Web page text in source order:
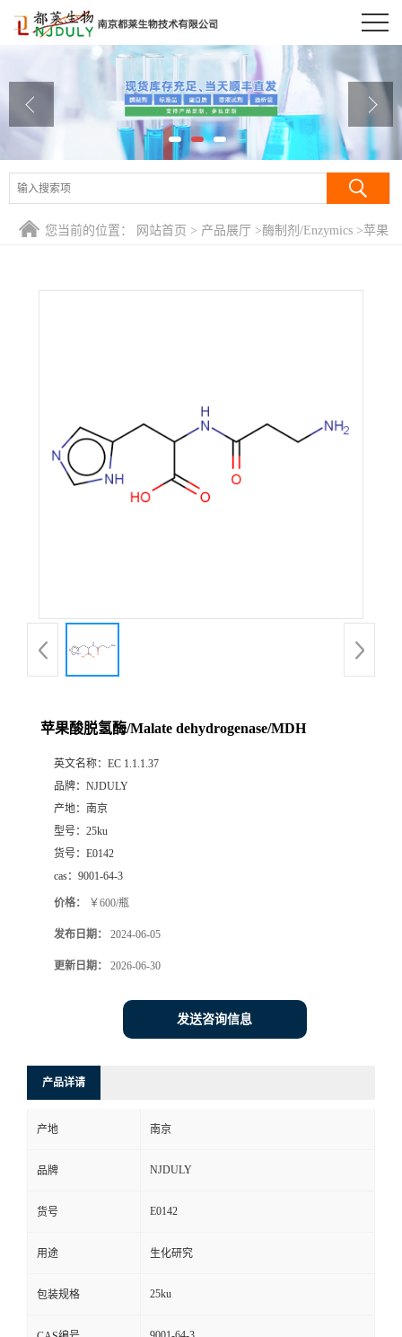
公司介绍
产品展厅
证书荣誉
您当前的位置： 网站首页 > 产品展厅 >酶制剂/Enzymics >苹果
苹果酸脱氢酶/Malate dehydrogenase/MDH
英文名称： EC 1.1.1.37
品牌： NJDULY
产地： 南京
型号： 25ku
货号： E0142
cas： 9001-64-3
价格： ￥600/瓶
发布日期： 2024-06-05
更新日期： 2026-06-30
发送咨询信息
产品详请
产地 南京
品牌 NJDULY
货号 E0142
用途 生化研究
包装规格 25ku